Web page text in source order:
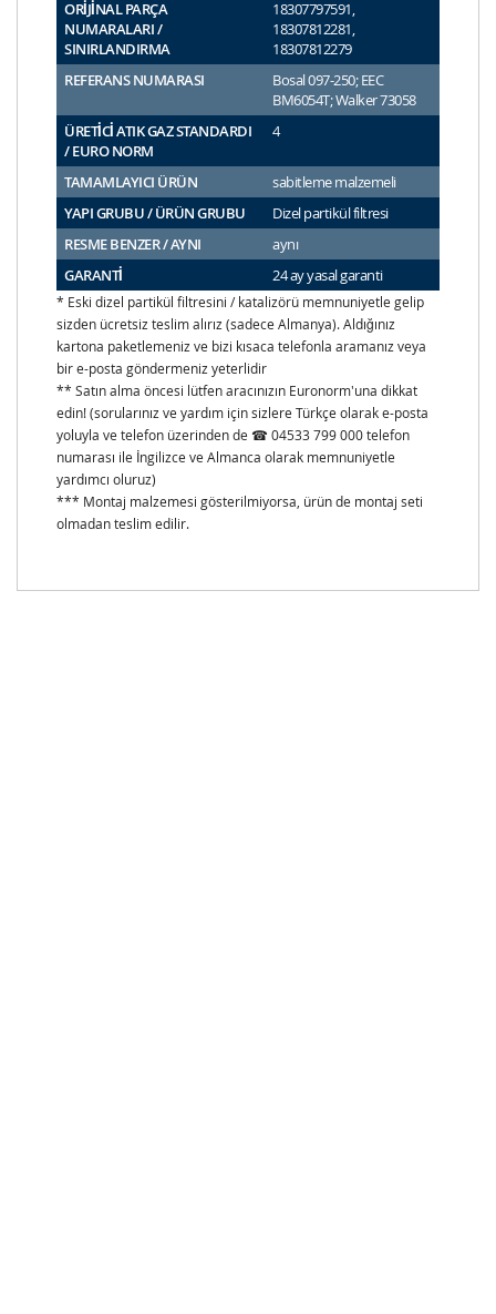
ORİJİNAL PARÇA
NUMARALARI /
SINIRLANDIRMA
18307797591,
18307812281,
18307812279
REFERANS NUMARASI
Bosal 097-250; EEC
BM6054T; Walker 73058
ÜRETİCİ ATIK GAZ STANDARDI
/ EURO NORM
4
TAMAMLAYICI ÜRÜN
sabitleme malzemeli
YAPI GRUBU / ÜRÜN GRUBU
Dizel partikül filtresi
RESME BENZER / AYNI
aynı
GARANTİ
24 ay yasal garanti
* Eski dizel partikül filtresini / katalizörü memnuniyetle gelip
sizden ücretsiz teslim alırız (sadece Almanya). Aldığınız
kartona paketlemeniz ve bizi kısaca telefonla aramanız veya
bir e-posta göndermeniz yeterlidir
** Satın alma öncesi lütfen aracınızın Euronorm'una dikkat
edin! (sorularınız ve yardım için sizlere Türkçe olarak e-posta
yoluyla ve telefon üzerinden de ☎ 04533 799 000 telefon
numarası ile İngilizce ve Almanca olarak memnuniyetle
yardımcı oluruz)
*** Montaj malzemesi gösterilmiyorsa, ürün de montaj seti
olmadan teslim edilir.